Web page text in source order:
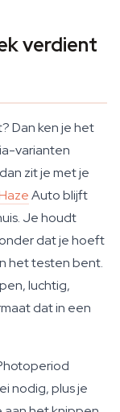
verdient
Dan ken je het
varianten
zit je met je
Auto blijft
Je houdt
dat je hoeft
het testen bent.
luchtig,
dat in een
nodig, plus je